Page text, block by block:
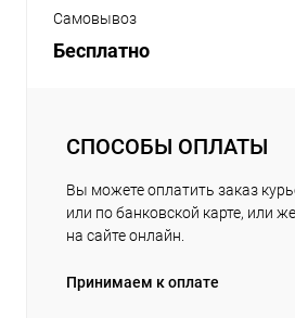
Самовывоз
Бесплатно
СПОСОБЫ ОПЛАТЫ
Вы можете оплатить заказ
или по банковской карте, или
на сайте онлайн.
Принимаем к оплате